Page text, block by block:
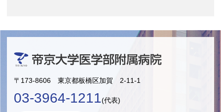
〒173-8606 東京都板橋区加賀 2-11-1
03-3964-1211(代表)